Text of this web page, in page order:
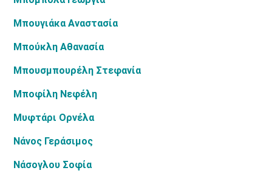
Μπουγιάκα Αναστασία
Μπούκλη Αθανασία
Μπουσμπουρέλη Στεφανία
Μποφίλη Νεφέλη
Μυφτάρι Ορνέλα
Νάνος Γεράσιμος
Νάσογλου Σοφία